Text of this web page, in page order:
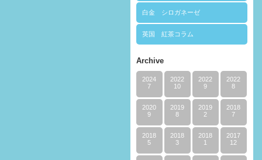
白金 シロガネーゼ
英国 紅茶コラム
Archive
2024
7
2022
10
2022
9
2022
8
2020
9
2019
8
2019
2
2018
7
2018
5
2018
3
2018
1
2017
12